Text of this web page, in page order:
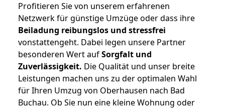
Profitieren Sie von unserem erfahrenen
Netzwerk für günstige Umzüge oder dass ihre
Beiladung reibungslos und stressfrei
vonstattengeht. Dabei legen unsere Partner
besonderen Wert aufSorgfalt und
Zuverlässigkeit. Die Qualität und unser breite
Leistungen machen uns zu der optimalen Wahl
für Ihren Umzug von Oberhausen nach Bad
Buchau. Ob Sie nun eine kleine Wohnung oder